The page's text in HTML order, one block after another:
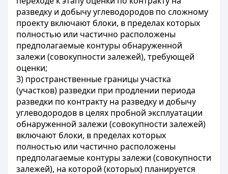
разведку и добычу углеводородов по сложному
проекту включают блоки, в пределах которых
полностью или частично расположены
предполагаемые контуры обнаруженной
залежи (совокупности залежей), требующей
оценки;
3) пространственные границы участка
(участков) разведки при продлении периода
разведки по контракту на разведку и добычу
углеводородов в целях пробной эксплуатации
обнаруженной залежи (совокупности залежей)
включают блоки, в пределах которых
полностью или частично расположены
предполагаемые контуры залежи (совокупности
залежей), на которой (которых) планируется